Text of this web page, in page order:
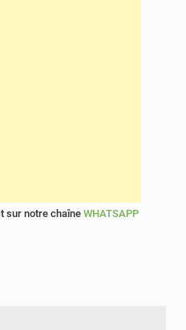
sur notre chaîne WHATSAPP